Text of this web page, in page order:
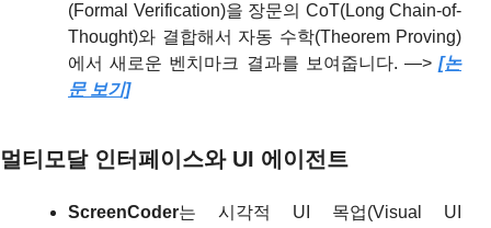
(Formal Verification)을 장문의 CoT(Long Chain-of-
Thought)와 결합해서 자동 수학(Theorem Proving)
에서 새로운 벤치마크 결과를 보여줍니다. —> [논
문 보기]
멀티모달 인터페이스와 UI 에이전트
ScreenCoder는 시각적 UI 목업(Visual UI